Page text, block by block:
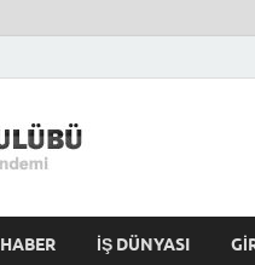
HABER İŞ DÜNYASI